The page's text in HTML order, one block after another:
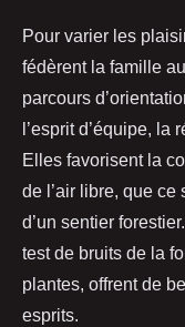
Pour varier les
fédèrent la famille
parcours
l’esprit d’équipe, la
Elles favorisent la
de l’air libre, que ce
d’un sentier
test de bruits de la
plantes, offrent de
esprits.